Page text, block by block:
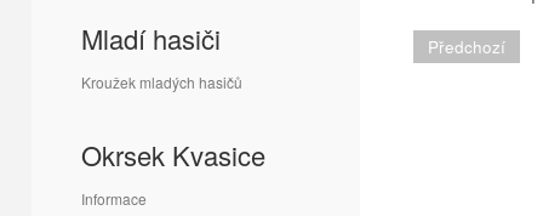
Mladí hasiči
Kroužek mladých hasičů
Okrsek Kvasice
Informace
Předchozí